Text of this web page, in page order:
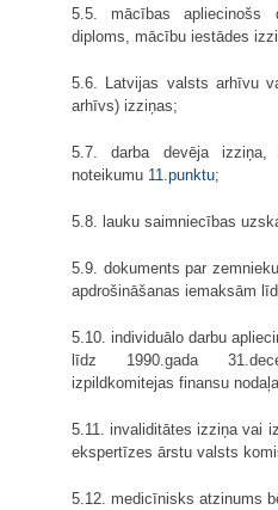
5.5. mācības apliecinošs
diploms, mācību iestādes
5.6. Latvijas valsts arhīvu
arhīvs) izziņas;
5.7. darba devēja
noteikumu 11.punktu;
5.8. lauku saimniecības
5.9. dokuments par
apdrošināšanas iemaksām
5.10. individuālo darbu
līdz 1990.gada
izpildkomitejas finansu
5.11. invaliditātes izziņa vai
ekspertīzes ārstu valsts
5.12. medicīnisks atzinums